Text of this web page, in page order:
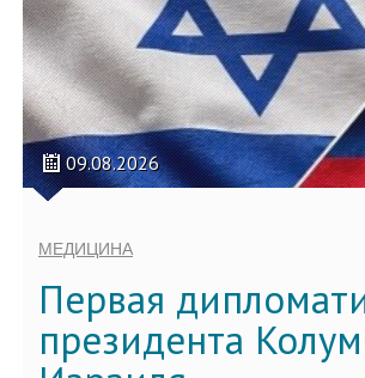
09.08.2026
МЕДИЦИНА
Первая
президента